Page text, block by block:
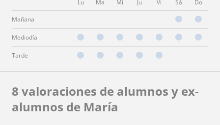
Lu Ma Mi Ju Vi Sá Do
Mañana
Mediodía
Tarde
8 valoraciones de alumnos y ex-
alumnos de María